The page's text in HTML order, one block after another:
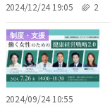
2024/12/24 19:05 2
制度・支援
2024/09/24 10:55